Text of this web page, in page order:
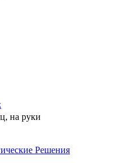
на руки
Решения